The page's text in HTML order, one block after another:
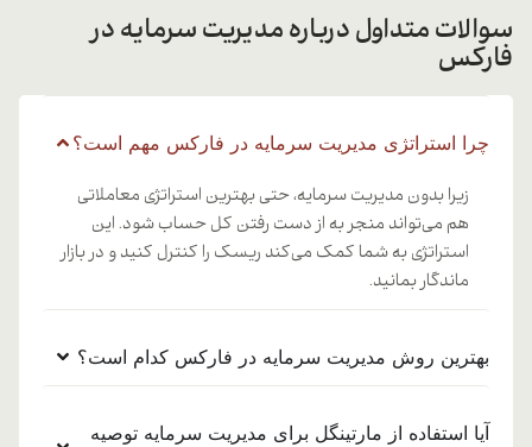
سوالات متداول درباره مدیریت سرمایه در
فارکس
چرا استراتژی مدیریت سرمایه در فارکس مهم است؟
زیرا بدون مدیریت سرمایه، حتی بهترین استراتژی معاملاتی
هم می‌تواند منجر به از دست رفتن کل حساب شود. این
استراتژی به شما کمک می‌کند ریسک را کنترل کنید و در بازار
ماندگار بمانید.
بهترین روش مدیریت سرمایه در فارکس کدام است؟
آیا استفاده از مارتینگل برای مدیریت سرمایه توصیه